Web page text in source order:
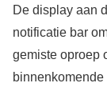
De display aan
notificatie bar
gemiste oproep